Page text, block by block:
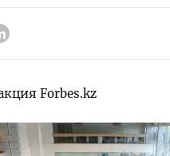
Forbes.kz